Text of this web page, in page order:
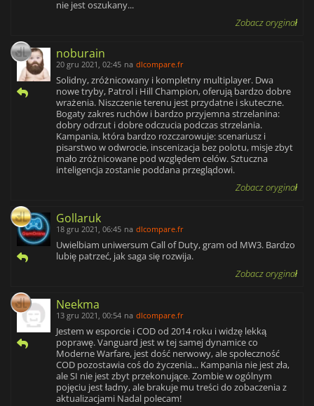
nie jest oszukany...
Zobacz oryginał
noburain
20 gru 2021, 02:45 na dlcompare.fr
Solidny, zróżnicowany i kompletny multiplayer. Dwa
nowe tryby, Patrol i Hill Champion, oferują bardzo dobre
wrażenia. Niszczenie terenu jest przydatne i skuteczne.
Bogaty zakres ruchów i bardzo przyjemna strzelanina:
dobry odrzut i dobre odczucia podczas strzelania.
Kampania, która bardzo rozczarowuje: scenariusz i
pisarstwo w odwrocie, inscenizacja bez polotu, misje zbyt
mało zróżnicowane pod względem celów. Sztuczna
inteligencja zostanie poddana przeglądowi.
Zobacz oryginał
Gollaruk
18 gru 2021, 06:45 na dlcompare.fr
Uwielbiam uniwersum Call of Duty, gram od MW3. Bardzo
lubię patrzeć, jak saga się rozwija.
Zobacz oryginał
Neekma
13 gru 2021, 00:54 na dlcompare.fr
Jestem w esporcie i COD od 2014 roku i widzę lekką
poprawę. Vanguard jest w tej samej dynamice co
Moderne Warfare, jest dość nerwowy, ale społeczność
COD pozostawia coś do życzenia... Kampania nie jest zła,
ale SI nie jest zbyt przekonujące. Zombie w ogólnym
pojęciu jest ładny, ale brakuje mu treści do zobaczenia z
aktualizacjami Nadal polecam!